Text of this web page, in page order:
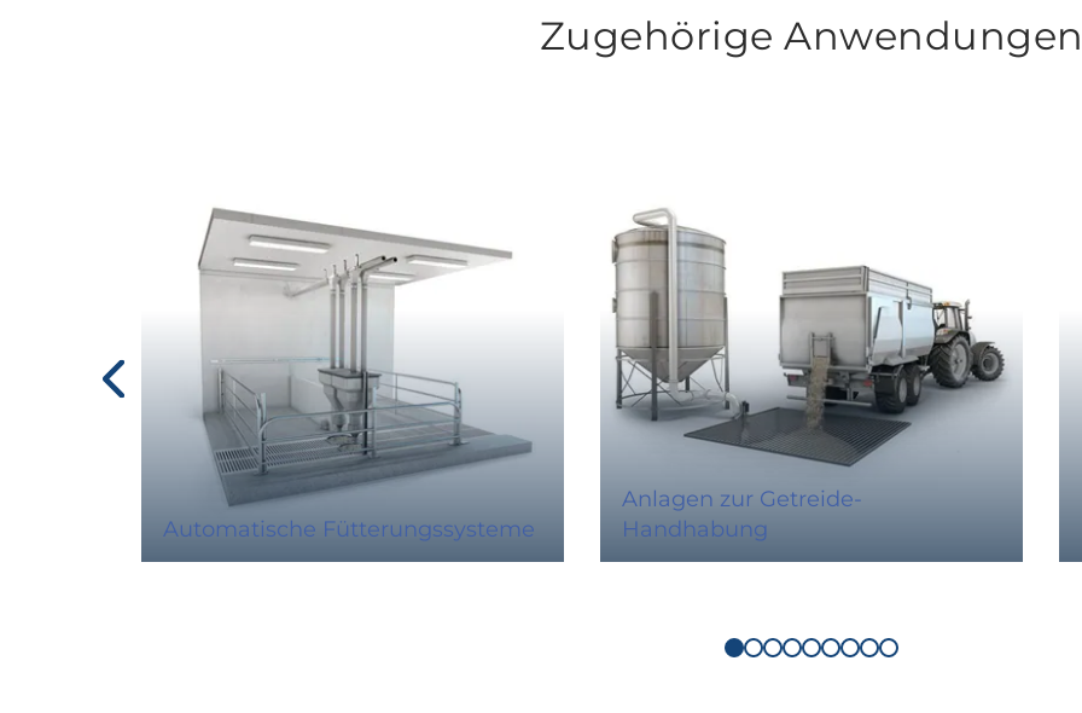
Zugehörige
Automatische Fütterungssysteme
Anlagen zur Getreide-
Handhabung